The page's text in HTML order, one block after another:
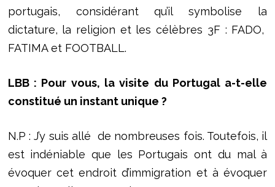
portugais, considérant qu’il symbolise la
dictature, la religion et les célèbres 3F : FADO,
FATIMA et FOOTBALL.
LBB : Pour vous, la visite du Portugal a-t-elle
constitué un instant unique ?
N.P : J’y suis allé de nombreuses fois. Toutefois, il
est indéniable que les Portugais ont du mal à
évoquer cet endroit d’immigration et à évoquer